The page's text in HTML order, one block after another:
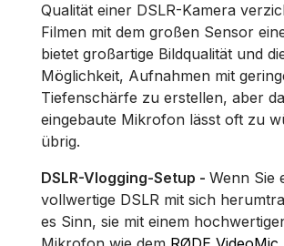
Qualität einer DSLR-Kamera
Filmen mit dem großen Sensor
bietet großartige Bildqualität und
Möglichkeit, Aufnahmen mit
Tiefenschärfe zu erstellen, aber
eingebaute Mikrofon lässt oft zu
übrig.
DSLR-Vlogging-Setup - Wenn Sie
vollwertige DSLR mit sich
es Sinn, sie mit einem